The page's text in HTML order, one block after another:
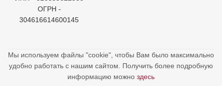
ОГРН -
304616614600145
Мы используем файлы "cookie", чтобы Вам было максимально
удобно работать с нашим сайтом. Получить более подробную
информацию можно здесь